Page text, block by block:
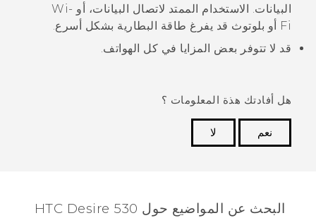
البيانات. الاستخدام الممتد لاتصال البيانات، أو Wi‍-
Fi
أو بلوتوث قد يفرغ طاقة البطارية بشكل أسرع.
قد لا تتوفر بعض المزايا في كل الهواتف.
هل أفادتك هذة المعلومات ؟
نعم
لا
البحث عن المواضيع حول HTC Desire 530